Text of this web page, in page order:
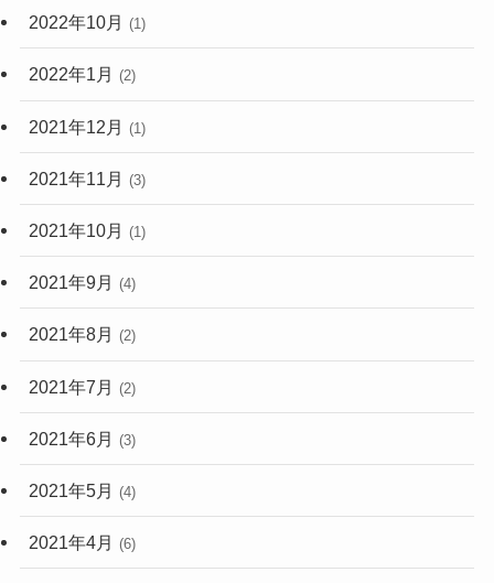
2022年10月 (1)
2022年1月 (2)
2021年12月 (1)
2021年11月 (3)
2021年10月 (1)
2021年9月 (4)
2021年8月 (2)
2021年7月 (2)
2021年6月 (3)
2021年5月 (4)
2021年4月 (6)